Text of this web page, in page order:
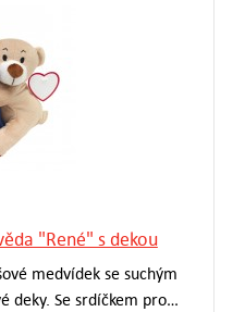
"René" s dekou
medvídek se suchým
deky. Se srdíčkem pro…